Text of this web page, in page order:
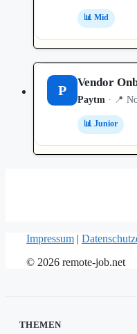
📊 Mid
P Vendor
Paytm · 📍
📊 Junior
Impressum
© 2026 remote-job.net
THEMEN